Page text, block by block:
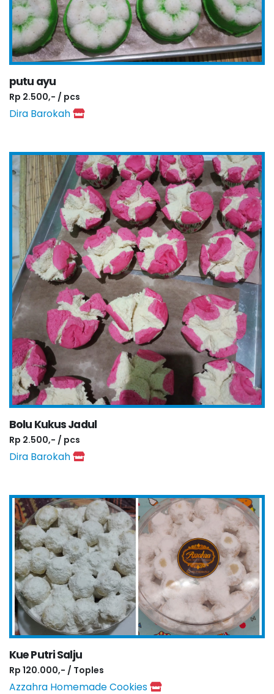
putu ayu
Rp 2.500,- / pcs
Dira Barokah
Bolu Kukus Jadul
Rp 2.500,- / pcs
Dira Barokah
Kue Putri Salju
Rp 120.000,- / Toples
Azzahra Homemade Cookies